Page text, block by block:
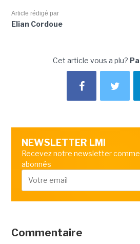
Article rédigé par
Elian Cordoue
Cet article vous a plu?
NEWSLETTER LMI
Recevez notre newsletter
abonnés
Commentaire